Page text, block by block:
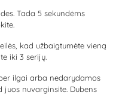
Tada 5 sekundėms
kad užbaigtumėte vieną
iki 3 serijų.
ilgai arba nedarydamos
nuvarginsite. Dubens